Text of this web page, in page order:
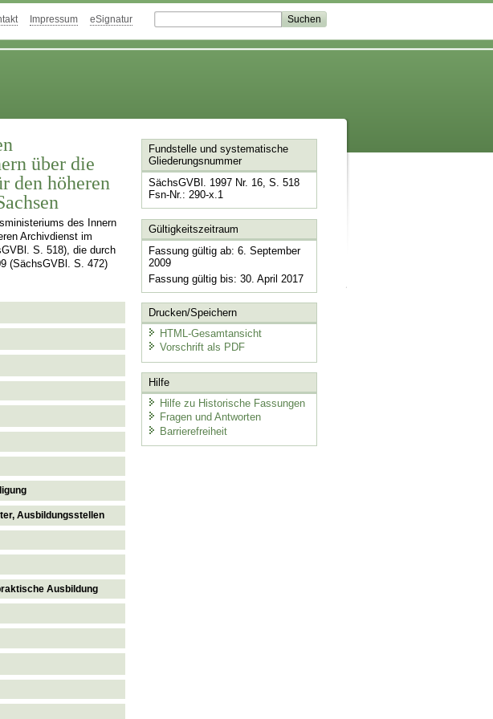
Impressum eSignatur
über die
den höheren
des Innern
Archivdienst im
S. 518), die durch
(SächsGVBl. S. 472)
Ausbildungsstellen
Ausbildung
Fundstelle und systematische
Gliederungsnummer
SächsGVBl. 1997 Nr. 16, S. 518
Fsn-Nr.: 290-x.1
Gültigkeitszeitraum
Fassung gültig ab: 6. September
2009
Fassung gültig bis: 30. April 2017
Drucken/Speichern
HTML-Gesamtansicht
Vorschrift als PDF
Hilfe
Hilfe zu Historische Fassungen
Fragen und Antworten
Barrierefreiheit